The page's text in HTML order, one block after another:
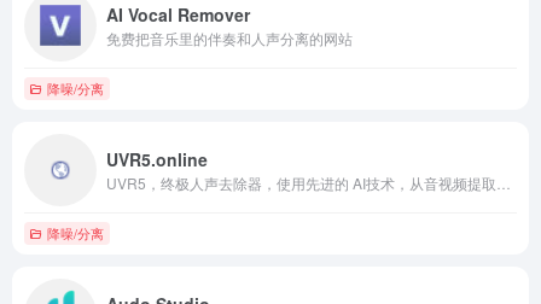
AI Vocal Remover
免费把音乐里的伴奏和人声分离的网站
降噪/分离
UVR5.online
降噪/分离